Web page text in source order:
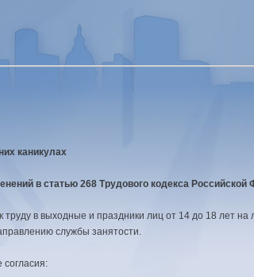
каникулах
в статью 268 Трудового кодекса Российской
труду в выходные и праздники лиц от 14 до 18 лет на
службы занятости.